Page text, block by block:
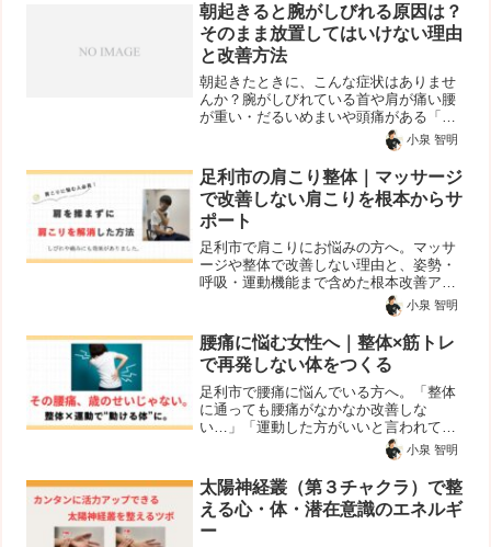
朝起きると腕がしびれる原因は？
そのまま放置してはいけない理由
と改善方法
朝起きたときに、こんな症状はありませ
んか？腕がしびれている首や肩が痛い腰
が重い・だるいめまいや頭痛がある「時
間が経てば治るから大丈夫」と思って放
置している方も多いですが、それは身体
からのサインかもしれません。なお、
「朝起きても疲れが取れない...
小泉 智明
足利市の肩こり整体｜マッサージ
で改善しない肩こりを根本からサ
ポート
足利市で肩こりにお悩みの方へ。マッサ
ージや整体で改善しない理由と、姿勢・
呼吸・運動機能まで含めた根本改善アプ
小泉 智明
腰痛に悩む女性へ｜整体×筋トレ
で再発しない体をつくる
足利市で腰痛に悩んでいる方へ。「整体
に通っても腰痛がなかなか改善しな
い…」「運動した方がいいと言われて
も、そもそも怖くて動けない…」そんな
お悩みを抱えている方はいませんか？足
利市で、腰痛に悩む方に向けて整体と筋
トレ（コンディショニング）を組...
小泉 智明
太陽神経叢（第３チャクラ）で整
える心・体・潜在意識のエネルギ
ー